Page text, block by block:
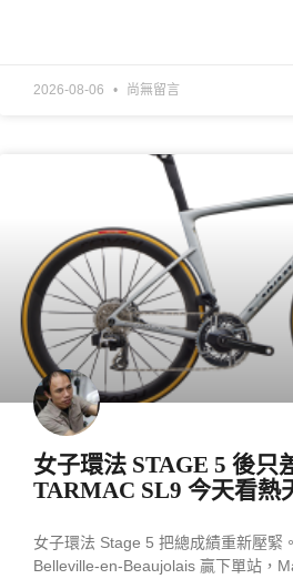
2026-08-06 尚無留言
女子環法 STAGE 5 後只
TARMAC SL9 今天看熱
女子環法 Stage 5 把總成績重新壓緊
Belleville-en-Beaujolais 贏下單站，